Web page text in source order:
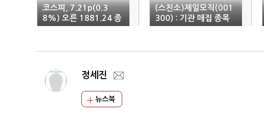
코스피, 7.21p(0.3
8%) 오른 1881.24 종
료
(스친소)제일모직(001
300) : 기관 매집 종목
정세진
뉴스북